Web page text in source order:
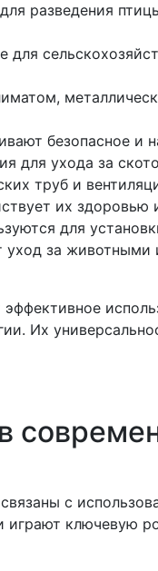
разведения
безопасное и
для ухода за
труб и
их здоровью
для
за животными
Их
с
ключевую